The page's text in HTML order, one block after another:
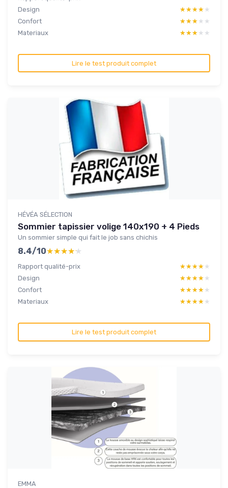
Design
★★★★★
★★★★★
Confort
★★★★★
★★★★★
Materiaux
★★★★★
★★★★★
Lire le test produit complet
HÉVÉA SÉLECTION
Sommier tapissier volige 140x190 + 4 Pieds
Un sommier simple qui fait le job sans chichis
8.4/10★★★★★
★★★★★
Rapport qualité-prix ★★★★★
★★★★★
Design
★★★★★
★★★★★
Confort
★★★★★
★★★★★
Materiaux
★★★★★
★★★★★
Lire le test produit complet
EMMA